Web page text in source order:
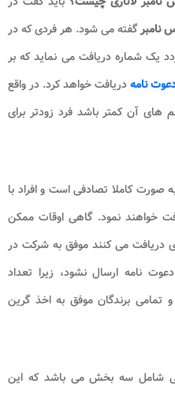
نامبرگفته می شود. هر فردی که در
یک شماره دریافت می نماید که بر
نامهدریافت خواهد کرد. در واقع
های آن کمتر باشد فرد زودتر برای
صورت کاملا تصادفی است و افراد با
خواهند نمود. گاهی اوقات ممکن
دریافت می کنند موفق به شرکت در
نامه ارسال نشود، زیرا تعداد
تمامی برندگان موفق به اخذ گرین
شامل سه بخش می باشد که این